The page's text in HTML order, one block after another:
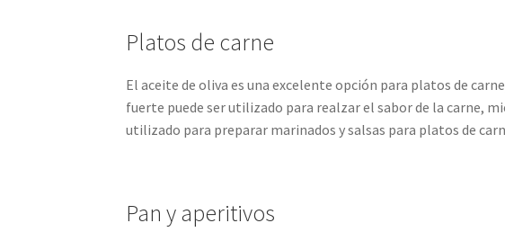
Platos de carne
El aceite de oliva es una excelente opción para platos de
fuerte puede ser utilizado para realzar el sabor de la carne,
utilizado para preparar marinados y salsas para platos de
Pan y aperitivos